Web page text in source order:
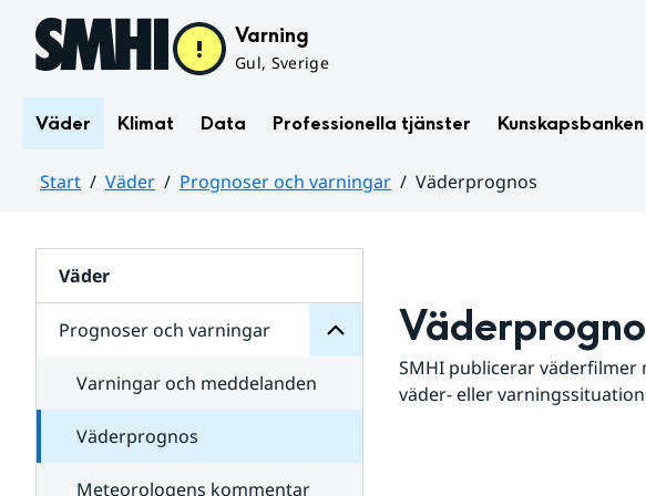
Hoppa till sidans innehåll Varning
Gul, Sverige
Väder Klimat Data Professionella tjänster Kunskapsbanken
Start Väder Prognoser och varningar
Väderprognos
Väder
Prognoser och varningar
för
varningar
Varningar och meddelanden
Väderprognos
Meteorologens kommentar
SMHI publicerar väderfilmer
väder- eller